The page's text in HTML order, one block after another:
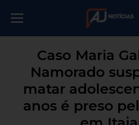
Caso Maria
Namorado
matar
anos é preso